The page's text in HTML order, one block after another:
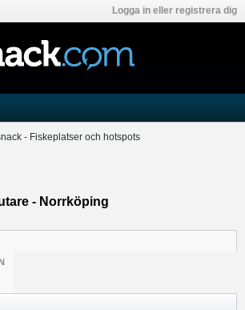
Logga in eller registrera dig
- Fiskeplatser och hotspots
- Norrköping